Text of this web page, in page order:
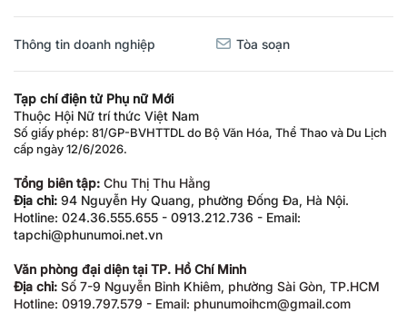
Thông tin doanh nghiệp Tòa soạn
Tạp chí điện tử Phụ nữ Mới
Thuộc Hội Nữ trí thức Việt Nam
Số giấy phép: 81/GP-BVHTTDL do Bộ Văn Hóa, Thể Thao và Du Lịch
cấp ngày 12/6/2026.
Tổng biên tập: Chu Thị Thu Hằng
Địa chỉ: 94 Nguyễn Hy Quang, phường Đống Đa, Hà Nội.
Hotline: 024.36.555.655 - 0913.212.736 - Email:
tapchi@phunumoi.net.vn
Văn phòng đại diện tại TP. Hồ Chí Minh
Địa chỉ: Số 7-9 Nguyễn Bỉnh Khiêm, phường Sài Gòn, TP.HCM
Hotline: 0919.797.579 - Email: phunumoihcm@gmail.com